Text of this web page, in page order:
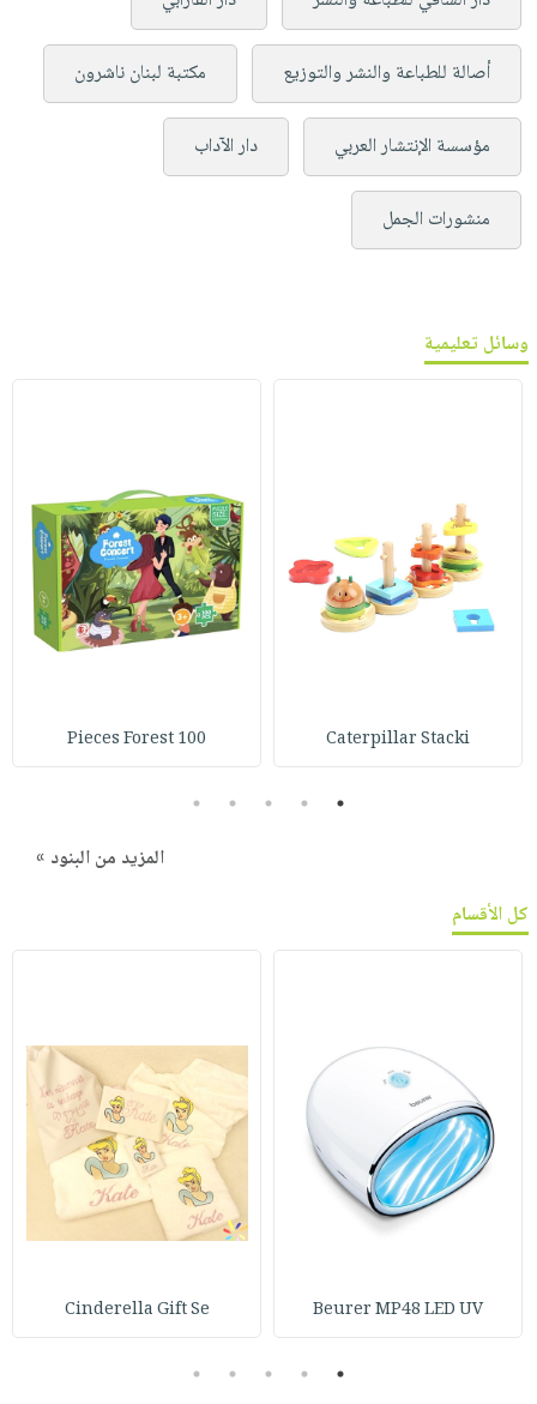
أصالة للطباعة والنشر والتوزيع مكتبة لبنان ناشرون
مؤسسة الإنتشار العربي دار الآداب
منشورات الجمل
وسائل تعليمية
Caterpillar Stacki
100 Pieces Forest
1
2
3
4
5
المزيد من البنود »
كل الأقسام
Beurer MP48 LED UV
Cinderella Gift Se
1
2
3
4
5